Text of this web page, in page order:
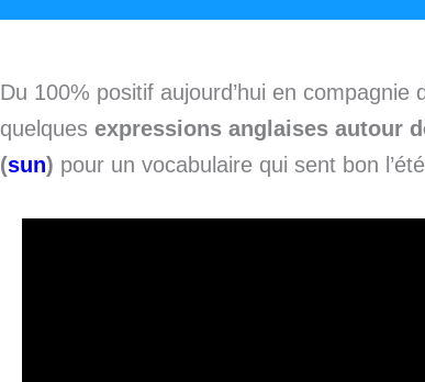
Du 100% positif aujourd’hui en
quelques expressions anglaises autour
(sun) pour un vocabulaire qui sent bon